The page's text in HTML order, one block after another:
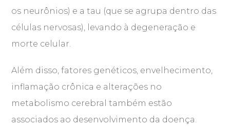
os neurônios) e a tau (que se agrupa dentro das
células nervosas), levando à degeneração e
morte celular.
Além disso, fatores genéticos, envelhecimento,
inflamação crônica e alterações no
metabolismo cerebral também estão
associados ao desenvolvimento da doença.